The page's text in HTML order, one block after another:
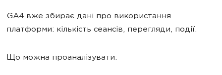
GA4 вже збирає дані про використання
платформи: кількість сеансів, перегляди, події.
Що можна проаналізувати: